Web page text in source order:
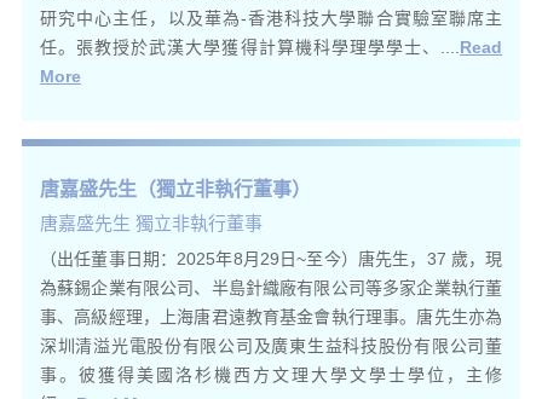
研究中心主任，以及華為-香港科技大學聯合實驗室聯席主
任。張教授於武漢大學獲得計算機科學理學學士、.... Read
More
唐嘉盛先生（獨立非執行董事）
唐嘉盛先生 獨立非執行董事
（出任董事日期：2025年8月29日~至今）唐先生，37 歲，現
為蘇錫企業有限公司、半島針織廠有限公司等多家企業執行董
事、高級經理，上海唐君遠教育基金會執行理事。唐先生亦為
深圳清溢光電股份有限公司及廣東生益科技股份有限公司董
事。彼獲得美國洛杉機西方文理大學文學士學位，主修